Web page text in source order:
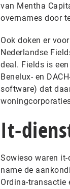
van Mentha
overnames door
Ook doken er
Nederlandse
deal. Fields is
Benelux- en
software) dat
It-
Sowieso waren
name de
Ordina-transactie